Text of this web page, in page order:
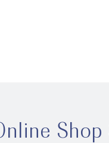
Shop